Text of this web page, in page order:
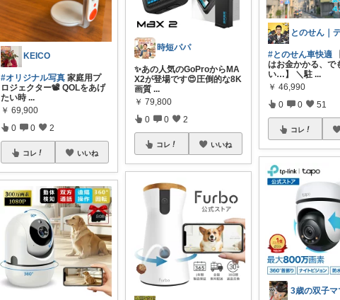
KEICO
#オリジナル写真 家庭用プ
ロジェクター📽️ QOLをあげ
たい時 ...
￥ 69,900
0 0 2
コレ いいね
時短パパ
✨あの人気のGoProからMA
X2が登場です😍圧倒的な8K
画質 ...
￥ 79,800
0 0 2
コレ いいね
#とのせん車快適
はお金かかる、で
い…】 ＼駐 ...
￥ 46,990
0 0 51
コレ
3歳の双子マ